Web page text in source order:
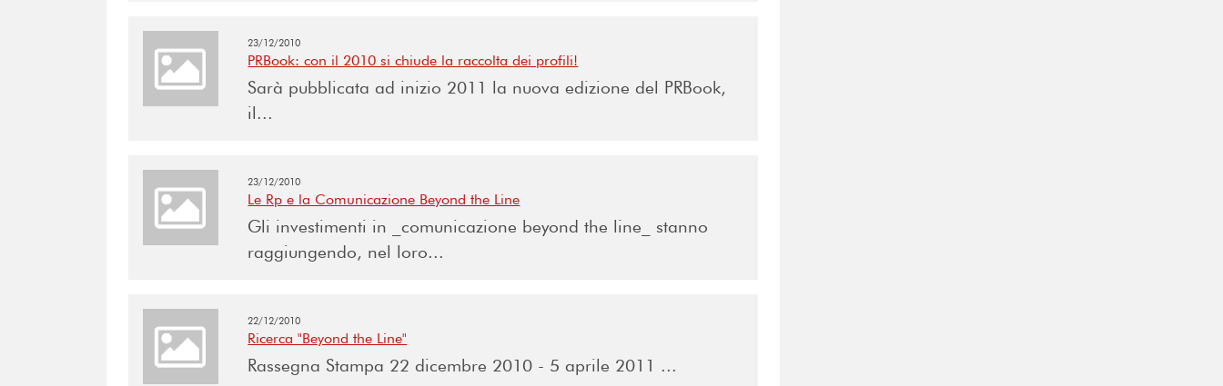
23/12/2010
PRBook: con il 2010 si chiude la raccolta dei profili!
Sarà pubblicata ad inizio 2011 la nuova edizione del PRBook,
il...
23/12/2010
Le Rp e la Comunicazione Beyond the Line
Gli investimenti in _comunicazione beyond the line_ stanno
raggiungendo, nel loro...
22/12/2010
Ricerca "Beyond the Line"
Rassegna Stampa 22 dicembre 2010 - 5 aprile 2011 ...